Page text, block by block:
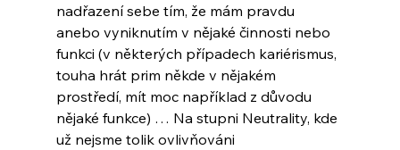
nadřazení sebe tím, že mám pravdu
anebo vyniknutím v nějaké činnosti nebo
funkci (v některých případech kariérismus,
touha hrát prim někde v nějakém
prostředí, mít moc například z důvodu
nějaké funkce) … Na stupni Neutrality, kde
už nejsme tolik ovlivňováni